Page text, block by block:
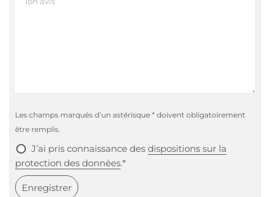
Les champs marqués d’un astérisque * doivent obligatoirement
être remplis.
J’ai pris connaissance des dispositions sur la
protection des données.*
Enregistrer